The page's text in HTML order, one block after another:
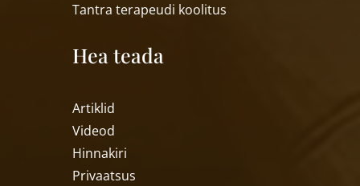
Tantra terapeudi koolitus
Hea teada
Artiklid
Videod
Hinnakiri
Privaatsus